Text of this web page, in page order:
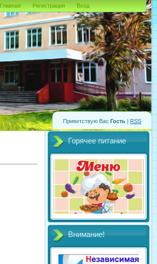
Приветствую Вас Гость | RSS
Главная Регистрация Вход
Горячее питание
Внимание!